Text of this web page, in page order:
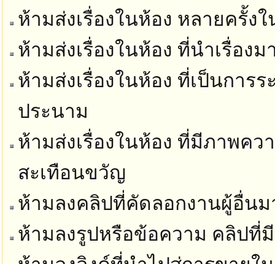
ห้ามส่งเรื่องในห้อง หลายครั้ง
ห้ามส่งเรื่องในห้อง ที่นำเรื่องม
ห้ามส่งเรื่องในห้อง ที่เป็นการ
ประนาม
ห้ามส่งเรื่องในห้อง ที่มีภาพค
สะเทือนขวัญ
ห้ามลงคลิปที่คัดลอกงานผู้อื่นม
ห้ามลงรูปหรือข้อความ คลิปที่มี